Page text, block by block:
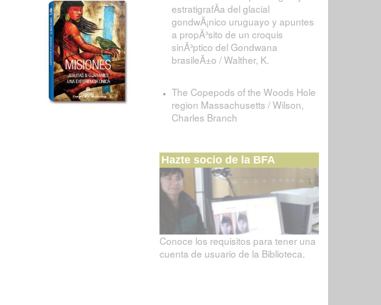
estratigrafÃ­a del glacial
gondwÃ¡nico uruguayo y apuntes
a propÃ³sito de un croquis
sinÃ³ptico del Gondwana
brasileÃ±o / Walther, K.
The Copepods of the Woods Hole
region Massachusetts / Wilson,
Charles Branch
Hazte socio de la BFA
Conoce los requisitos para tener una
cuenta de usuario de la Biblioteca.